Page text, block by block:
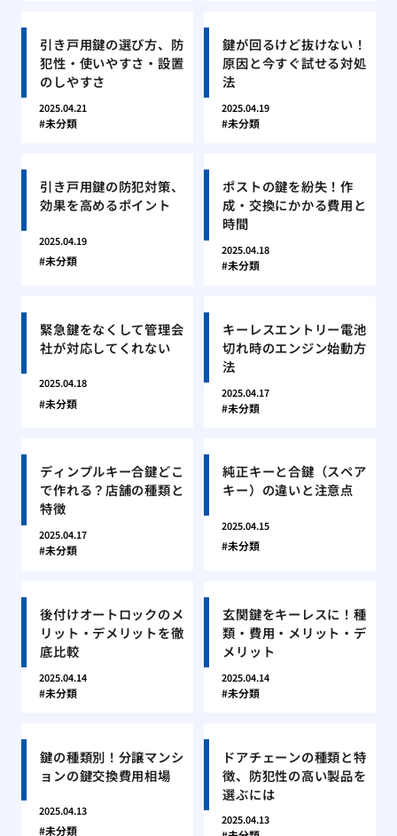
引き戸用鍵の選び方、防
犯性・使いやすさ・設置
のしやすさ
2025.04.21
未分類
鍵が回るけど抜けない！
原因と今すぐ試せる対処
法
2025.04.19
未分類
引き戸用鍵の防犯対策、
効果を高めるポイント
2025.04.19
未分類
ポストの鍵を紛失！作
成・交換にかかる費用と
時間
2025.04.18
未分類
緊急鍵をなくして管理会
社が対応してくれない
2025.04.18
未分類
キーレスエントリー電池
切れ時のエンジン始動方
法
2025.04.17
未分類
ディンプルキー合鍵どこ
で作れる？店舗の種類と
特徴
2025.04.17
未分類
純正キーと合鍵（スペア
キー）の違いと注意点
2025.04.15
未分類
後付けオートロックのメ
リット・デメリットを徹
底比較
2025.04.14
未分類
玄関鍵をキーレスに！種
類・費用・メリット・デ
メリット
2025.04.14
未分類
鍵の種類別！分譲マンシ
ョンの鍵交換費用相場
2025.04.13
未分類
ドアチェーンの種類と特
徴、防犯性の高い製品を
選ぶには
2025.04.13